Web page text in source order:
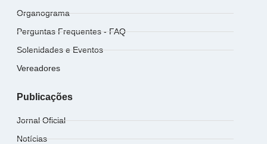
Organograma
Perguntas Frequentes - FAQ
Solenidades e Eventos
Vereadores
Publicações
Jornal Oficial
Notícias